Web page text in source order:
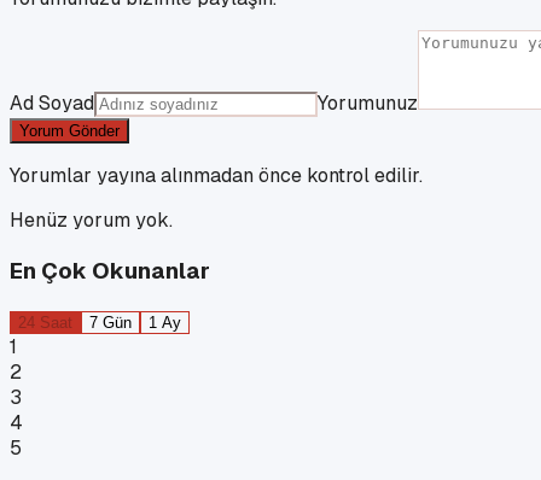
Ad Soyad Yorumunuz
Yorum Gönder
Yorumlar yayına alınmadan önce kontrol edilir.
Henüz yorum yok.
En Çok Okunanlar
24 Saat 7 Gün 1 Ay
1
2
3
4
5